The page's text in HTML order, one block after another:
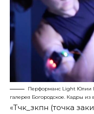
Перформанс Light Юлии
галерея Богородское. Кадры
«Тчк_зкпн (точка